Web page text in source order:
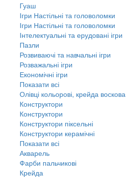
Гуаш
Ігри Настільні та головоломки
Ігри Настільні та головоломки
Інтелектуальні та ерудовані ігри
Пазли
Розвиваючі та навчальні ігри
Розважальні ігри
Економічні ігри
Показати всі
Олівці кольорові, крейда воскова
Конструктори
Конструктори
Конструктори піксельні
Конструктори керамічні
Показати всі
Акварель
Фарби пальчикові
Крейда